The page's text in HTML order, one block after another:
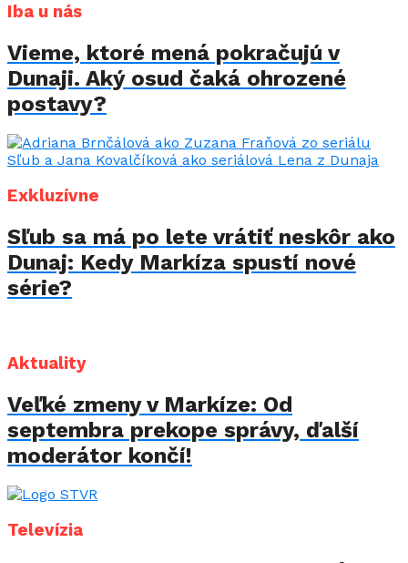
Iba u nás
Vieme, ktoré mená pokračujú v
Dunaji. Aký osud čaká ohrozené
postavy?
Exkluzívne
Sľub sa má po lete vrátiť neskôr ako
Dunaj: Kedy Markíza spustí nové
série?
Aktuality
Veľké zmeny v Markíze: Od
septembra prekope správy, ďalší
moderátor končí!
Televízia